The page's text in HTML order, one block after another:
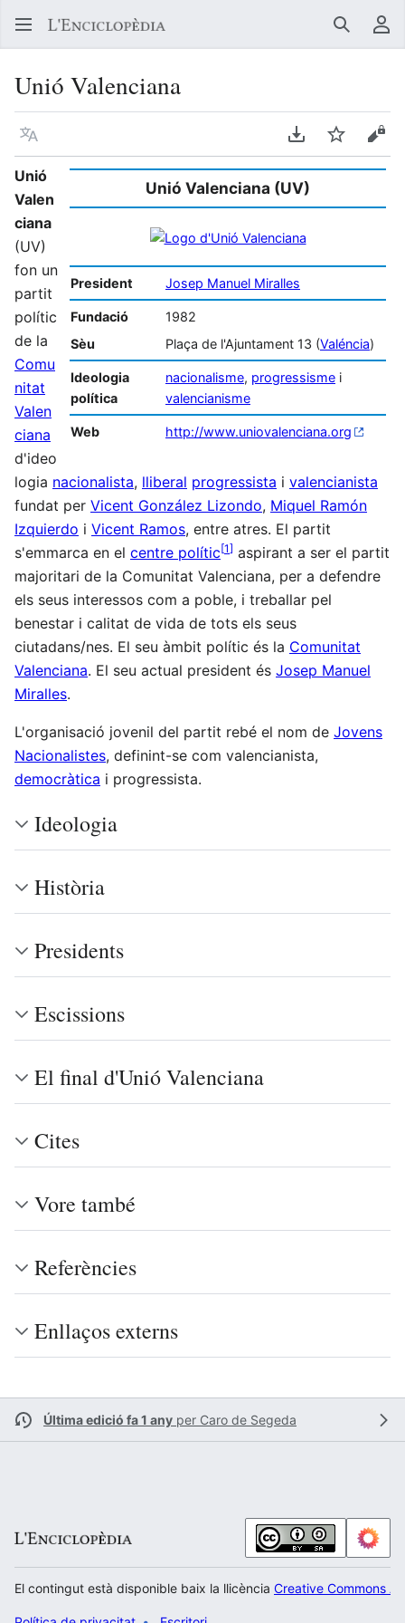
Buscar
Unió Valenciana
Llegir en un atre idioma Descarregar en
Vigilar
Unió Valenciana (UV)
President Josep Manuel Miralles
Fundació
1982
Sèu
Plaça de l'Ajuntament 13 (Valéncia)
Ideologia
política
nacionalisme, progressisme i
valencianisme
Web http://www.uniovalenciana.org
Unió
Valen
ciana
(UV)
fon un
partit
polític
de la
Comu
nitat
Valen
ciana
d'ideo
logia nacionalista, lliberal progressista i valencianista
fundat per Vicent González Lizondo, Miquel Ramón
Izquierdo i Vicent Ramos, entre atres. El partit
s'emmarca en el centre polític[1] aspirant a ser el partit
majoritari de la Comunitat Valenciana, per a defendre
els seus interessos com a poble, i treballar pel
benestar i calitat de vida de tots els seus
ciutadans/nes. El seu àmbit polític és la Comunitat
Valenciana. El seu actual president és Josep Manuel
Miralles.
L'organisació jovenil del partit rebé el nom de Jovens
Nacionalistes, definint-se com valencianista,
democràtica i progressista.
Ideologia
Història
Presidents
Escissions
El final d'Unió Valenciana
Cites
Vore també
Referències
Enllaços externs
Última edició fa 1 any per Caro de Segeda
El contingut està disponible baix la llicència Creative Commons